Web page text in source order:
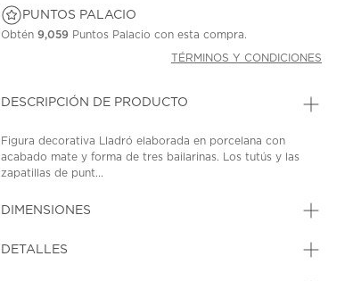
PUNTOS PALACIO
Obtén9,059 Puntos Palacio con esta compra.
TÉRMINOS Y CONDICIONES
DESCRIPCIÓN DE PRODUCTO
Figura decorativa Lladró elaborada en porcelana con
acabado mate y forma de tres bailarinas. Los tutús y las
zapatillas de punt...
DIMENSIONES
DETALLES